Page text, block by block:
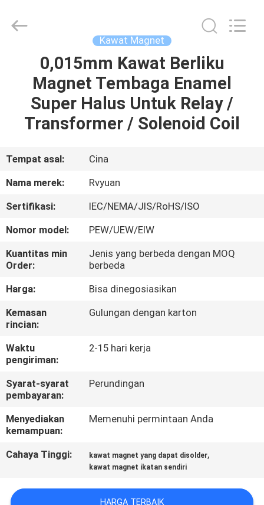
RUMAH
PRODUK
TENTANG
WISATA
PABRIK
KONTROL
KUALITAS
HUBUNGI
KAMI
BERITA
REQUEST
SUATU
Material
Co,.Ltd.
Kawat Magnet
0,015mm Kawat Berliku
Magnet Tembaga Enamel
Super Halus Untuk Relay /
Transformer / Solenoid Coil
Tempat asal:
Cina
Nama merek:
Rvyuan
Sertifikasi:
IEC/NEMA/JIS/RoHS/ISO
Nomor model:
PEW/UEW/EIW
Kuantitas min
Order:
Jenis yang berbeda dengan MOQ
berbeda
Harga:
Bisa dinegosiasikan
Kemasan
rincian:
Gulungan dengan karton
Waktu
pengiriman:
2-15 hari kerja
Syarat-syarat
pembayaran:
Perundingan
Menyediakan
kemampuan:
Memenuhi permintaan Anda
Cahaya Tinggi: kawat magnet yang dapat disolder,
kawat magnet ikatan sendiri
HARGA TERBAIK